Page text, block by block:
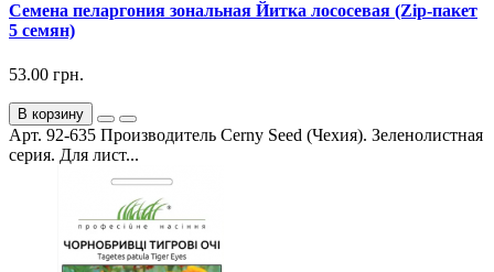
Семена пеларгония зональная Йитка лососевая (Zip-пакет
5 семян)
53.00 грн.
В корзину
Арт. 92-635 Производитель Cerny Seed (Чехия). Зеленолистная
серия. Для лист...